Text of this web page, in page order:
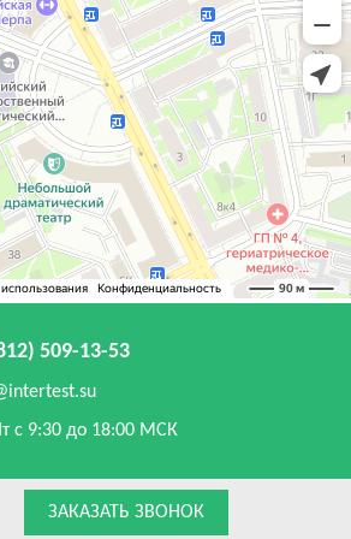
509-13-53
с 9:30 до 18:00 МСК
ЗАКАЗАТЬ ЗВОНОК